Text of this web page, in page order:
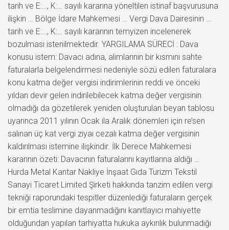
tarih ve E:…, K:… sayılı kararına yöneltilen istinaf başvurusuna
ilişkin … Bölge İdare Mahkemesi … Vergi Dava Dairesinin …
tarih ve E:…, K:… sayılı kararının temyizen incelenerek
bozulması istenilmektedir. YARGILAMA SÜRECİ : Dava
konusu istem: Davacı adına, alımlarının bir kısmını sahte
faturalarla belgelendirmesi nedeniyle sözü edilen faturalara
konu katma değer vergisi indirimlerinin reddi ve önceki
yıldan devir gelen indirilebilecek katma değer vergisinin
olmadığı da gözetilerek yeniden oluşturulan beyan tablosu
uyarınca 2011 yılının Ocak ila Aralık dönemleri için re’sen
salınan üç kat vergi ziyaı cezalı katma değer vergisinin
kaldırılması istemine ilişkindir. İlk Derece Mahkemesi
kararının özeti: Davacının faturalarını kayıtlarına aldığı …
Hurda Metal Kantar Nakliye İnşaat Gıda Turizm Tekstil
Sanayi Ticaret Limited Şirketi hakkında tanzim edilen vergi
tekniği raporundaki tespitler düzenlediği faturaların gerçek
bir emtia teslimine dayanmadığını kanıtlayıcı mahiyette
olduğundan yapılan tarhiyatta hukuka aykırılık bulunmadığı